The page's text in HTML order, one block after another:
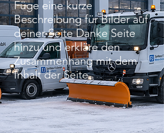
Füge eine kurze
Beschreibung für Bilder auf
deiner Seite Danke Seite
hinzu und erkläre den
Zusammenhang mit dem
Inhalt der Seite.